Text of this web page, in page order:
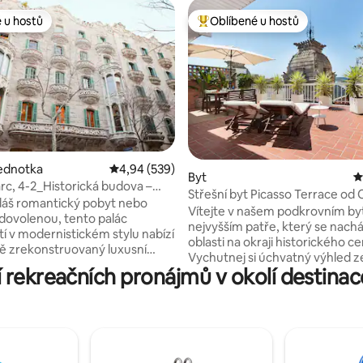
z 5, 530 hodnocení
u hostů
u hostů
Průměrné hodnocení 4,94 z 5, 539 hodnocení
4,94 (539)
4-2_Historická budova –
romantický pobyt nebo
tento palác
v modernistickém stylu nabízí
zrekonstruovaný luxusní
a zbrusu nový penthouse
vás zaveze do
nebo dvěma jednolůžky.
Nejlepší v kategorii Oblíbené u
Oblíbené u hostů
Byt
Střešní byt Picasso Terrace od
Barcelona
Vítejte v našem podkrovním
nejvyšším patře, který se
oblasti na okraji historického
Vychutnej si úchvatný výhled
soukromé terasy – klidného
odpočinek po prozkoumání
pronájmů v okolí